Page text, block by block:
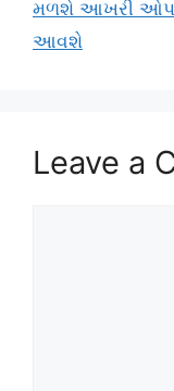
મળશે આખરી ઓપ,
આવશે
Leave a